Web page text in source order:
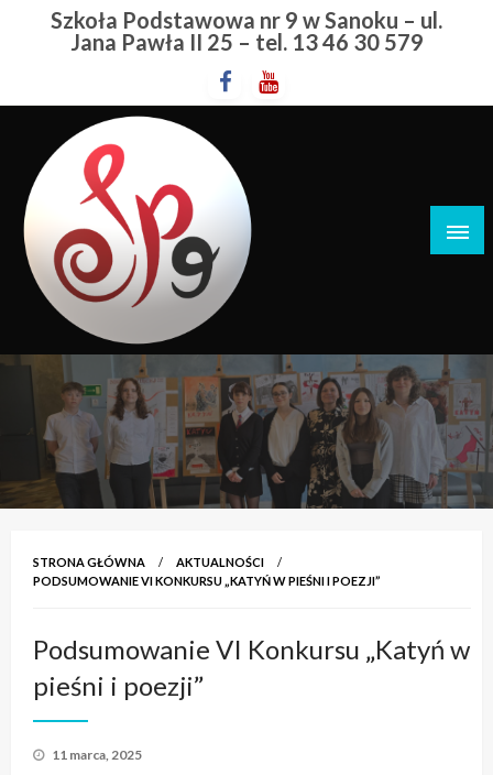
PrzejdźSzkoła Podstawowa nr 9 w Sanoku – ul.
Jana Pawła II 25 – tel. 13 46 30 579
Szkoła Podstawowa nr 9 w Sanoku
STRONA GŁÓWNA
AKTUALNOŚCI
PODSUMOWANIE VI KONKURSU „KATYŃ W PIEŚNI I POEZJI”
Podsumowanie VI Konkursu „Katyń w
pieśni i poezji”
Opublikowane
11 marca, 2025